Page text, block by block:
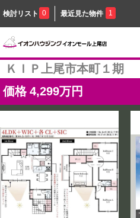
検討リスト 0 最近見た物件 1
ＫＩＰ上尾市本町１期
価格 4,299万円